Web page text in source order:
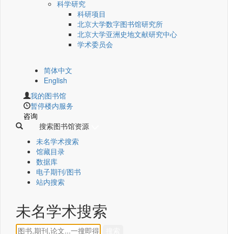
科学研究
科研项目
北京大学数字图书馆研究所
北京大学亚洲史地文献研究中心
学术委员会
简体中文
English
我的图书馆
暂停楼内服务
咨询
搜索图书馆资源
未名学术搜索
馆藏目录
数据库
电子期刊/图书
站内搜索
未名学术搜索